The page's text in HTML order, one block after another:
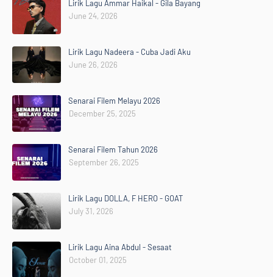
Lirik Lagu Ammar Haikal - Gila Bayang
June 24, 2026
Lirik Lagu Nadeera - Cuba Jadi Aku
June 26, 2026
Senarai Filem Melayu 2026
December 25, 2025
Senarai Filem Tahun 2026
September 26, 2025
Lirik Lagu DOLLA, F HERO - GOAT
July 31, 2026
Lirik Lagu Aina Abdul - Sesaat
October 01, 2025